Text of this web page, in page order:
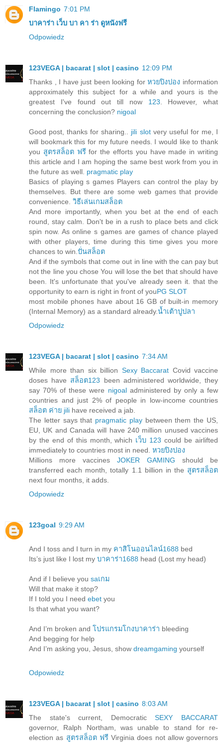
Flamingo 7:01 PM
บาคาร่า เว็บ บา คา ร่า ดูหนังฟรี
Odpowiedz
123VEGA | bacarat | slot | casino 12:09 PM
Thanks , I have just been looking forหวยปิงปอง information
approximately this subject for a while and yours is the
greatest I've found out till now 123 . However, what
concerning the conclusion? nigoal
Good post, thanks for sharing.. jili slotvery useful for me, I
will bookmark this for my future needs. I would like to thank
you สูตรสล็อต ฟรีfor the efforts you have made in writing
this article and I am hoping the same best work from you in
the future as well. pragmatic play
Basics of playing s games Players can control the play by
themselves. But there are some web games that provide
convenience. วิธีเล่นเกมสล็อต
And more importantly, when you bet at the end of each
round, stay calm. Don't be in a rush to place bets and click
spin now. As online s games are games of chance played
with other players, time during this time gives you more
chances to win. ปั่นสล็อต
And if the symbols that come out in line with the can pay but
not the line you chose You will lose the bet that should have
been. It's unfortunate that you've already seen it. that the
opportunity to earn is right in front of youPG SLOT
most mobile phones have about 16 GB of built-in memory
(Internal Memory) as a standard already.น้ำเต้าปูปลา
Odpowiedz
123VEGA | bacarat | slot | casino 7:34 AM
While more than six billion Sexy Baccarat Covid vaccine
doses have สล็อต123 been administered worldwide, they
say 70% of these were nigoaladministered by only a few
countries and just 2% of people in low-income countries
สล็อต ค่าย jili have received a jab.
The letter says that pragmatic playbetween them the US,
EU, UK and Canada will have 240 million unused vaccines
by the end of this month, which เว็บ 123 could be airlifted
immediately to countries most in need. หวยปิงปอง
Millions more vaccines JOKER GAMING should be
transferred each month, totally 1.1 billion in the สูตรสล็อต
next four months, it adds.
Odpowiedz
123goal 9:29 AM
And I toss and I turn in my คาสิโนออนไลน์1688 bed
Its’s just like I lost my บาคาร่า1688 head (Lost my head)
And if I believe you saเกม
Will that make it stop?
If I told you I need ebet you
Is that what you want?
And I’m broken and โปรแกรมโกงบาคาร่า bleeding
And begging for help
And I’m asking you, Jesus, show dreamgaming yourself
Odpowiedz
123VEGA | bacarat | slot | casino 8:03 AM
The state's current, DemocraticSEXY BACCARAT
governor, Ralph Northam, was unable to stand for re-
election as สูตรสล็อต ฟรีVirginia does not allow governors